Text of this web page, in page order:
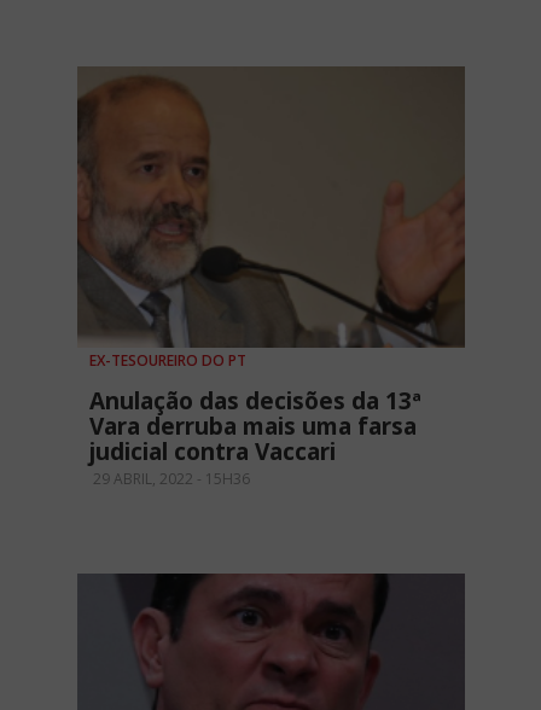
EX-TESOUREIRO DO PT
Anulação das decisões da 13ª
Vara derruba mais uma farsa
judicial contra Vaccari
29 ABRIL, 2022 - 15H36